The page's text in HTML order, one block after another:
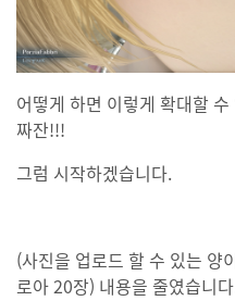
어떻게 하면 이렇게 확대할
짜잔!!!
그럼 시작하겠습니다.
(사진을 업로드 할 수 있는 양
로아 20장) 내용을 줄였습니